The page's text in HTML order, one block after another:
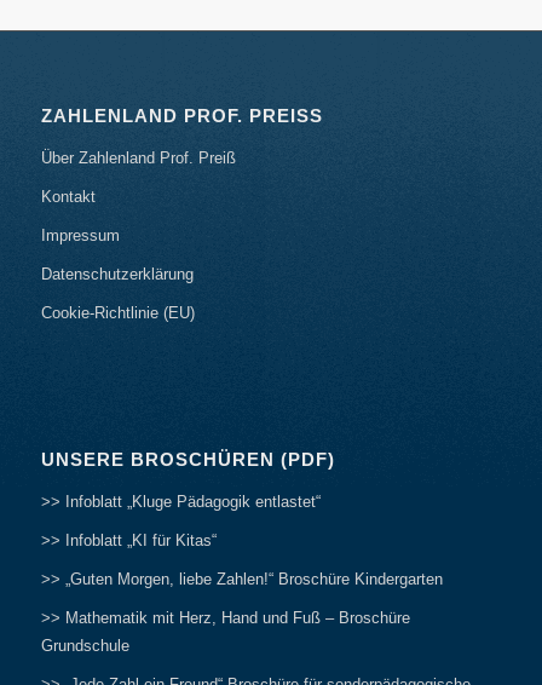
ZAHLENLAND PROF. PREISS
Über Zahlenland Prof. Preiß
Kontakt
Impressum
Datenschutzerklärung
Cookie-Richtlinie (EU)
UNSERE BROSCHÜREN (PDF)
>> Infoblatt „Kluge Pädagogik entlastet“
>> Infoblatt „KI für Kitas“
>> „Guten Morgen, liebe Zahlen!“ Broschüre Kindergarten
>> Mathematik mit Herz, Hand und Fuß – Broschüre
Grundschule